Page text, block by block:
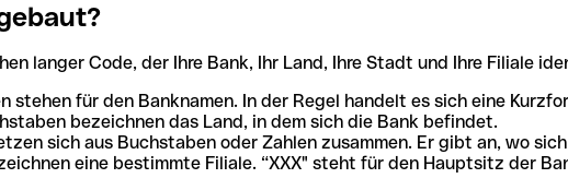
langer Code, der Ihre Bank, Ihr Land, Ihre Stadt und Ihre Filiale
stehen für den Banknamen. In der Regel handelt es sich eine
bezeichnen das Land, in dem sich die Bank befindet.
sich aus Buchstaben oder Zahlen zusammen. Er gibt an, wo
eine bestimmte Filiale. “XXX" steht für den Hauptsitz der